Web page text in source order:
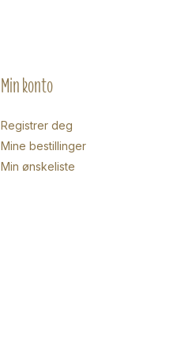
Min konto
Registrer deg
Mine bestillinger
Min ønskeliste